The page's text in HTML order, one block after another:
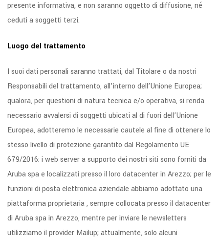
presente informativa, e non saranno oggetto di diffusione, né
ceduti a soggetti terzi.
Luogo del trattamento
I suoi dati personali saranno trattati, dal Titolare o da nostri
Responsabili del trattamento, all’interno dell’Unione Europea;
qualora, per questioni di natura tecnica e/o operativa, si renda
necessario avvalersi di soggetti ubicati al di fuori dell’Unione
Europea, adotteremo le necessarie cautele al fine di ottenere lo
stesso livello di protezione garantito dal Regolamento UE
679/2016; i web server a supporto dei nostri siti sono forniti da
Aruba spa e localizzati presso il loro datacenter in Arezzo; per le
funzioni di posta elettronica aziendale abbiamo adottato una
piattaforma proprietaria , sempre collocata presso il datacenter
di Aruba spa in Arezzo, mentre per inviare le newsletters
utilizziamo il provider Mailup; attualmente, solo alcuni